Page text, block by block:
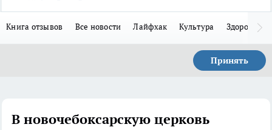
Книга отзывов Все новости Лайфхак Культура Здоровье
Принять
В новочебоксарскую церковь